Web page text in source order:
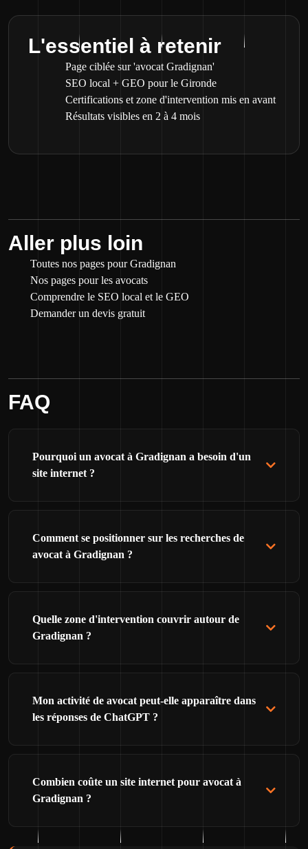
L'essentiel à retenir
Page ciblée sur 'avocat Gradignan'
SEO local + GEO pour le Gironde
Certifications et zone d'intervention mis en avant
Résultats visibles en 2 à 4 mois
Aller plus loin
Toutes nos pages pour Gradignan
Nos pages pour les avocats
Comprendre le SEO local et le GEO
Demander un devis gratuit
FAQ
Pourquoi un avocat à Gradignan a besoin d'un
site internet ?
Comment se positionner sur les recherches de
avocat à Gradignan ?
Quelle zone d'intervention couvrir autour de
Gradignan ?
Mon activité de avocat peut-elle apparaître dans
les réponses de ChatGPT ?
Combien coûte un site internet pour avocat à
Gradignan ?